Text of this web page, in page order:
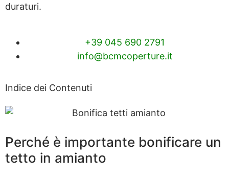
duraturi.
+39 045 690 2791
info@bcmcoperture.it
Indice dei Contenuti
Perché è importante bonificare un
tetto in amianto